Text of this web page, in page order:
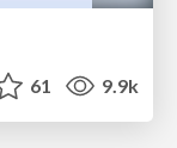
61 9.9k